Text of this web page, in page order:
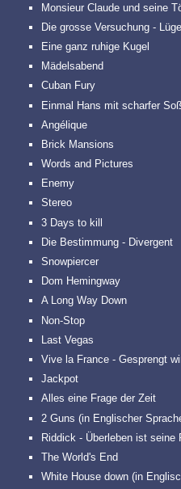
Monsieur Claude und seine
Die grosse Versuchung -
Eine ganz ruhige Kugel
Mädelsabend
Cuban Fury
Einmal Hans mit scharfer
Angélique
Brick Mansions
Words and Pictures
Enemy
Stereo
3 Days to kill
Die Bestimmung - Divergent
Snowpiercer
Dom Hemingway
A Long Way Down
Non-Stop
Last Vegas
Vive la France - Gesprengt
Jackpot
Alles eine Frage der Zeit
2 Guns (in Englischer
Riddick - Überleben ist seine
The World's End
White House down (in